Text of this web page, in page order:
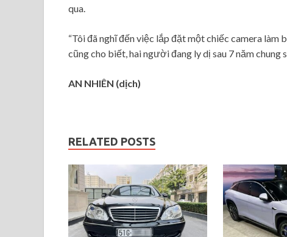
qua.
“Tôi đã nghĩ đến việc lắp đặt một chiếc camera làm
cũng cho biết, hai người đang ly dị sau 7 năm chung
AN NHIÊN (dịch)
RELATED POSTS